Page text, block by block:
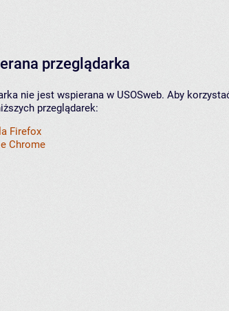
przeglądarka
nie jest wspierana w USOSweb. Aby
przeglądarek:
Firefox
Chrome